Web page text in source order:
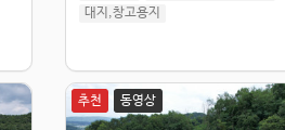
대지,창고용지
추천 동영상